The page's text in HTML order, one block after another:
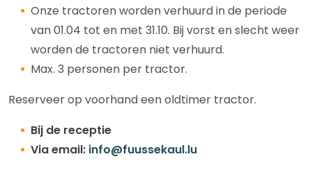
Onze tractoren worden verhuurd in de periode
van 01.04 tot en met 31.10. Bij vorst en slecht weer
worden de tractoren niet verhuurd.
Max. 3 personen per tractor.
Reserveer op voorhand een oldtimer tractor.
Bij de receptie
Via email: info@fuussekaul.lu